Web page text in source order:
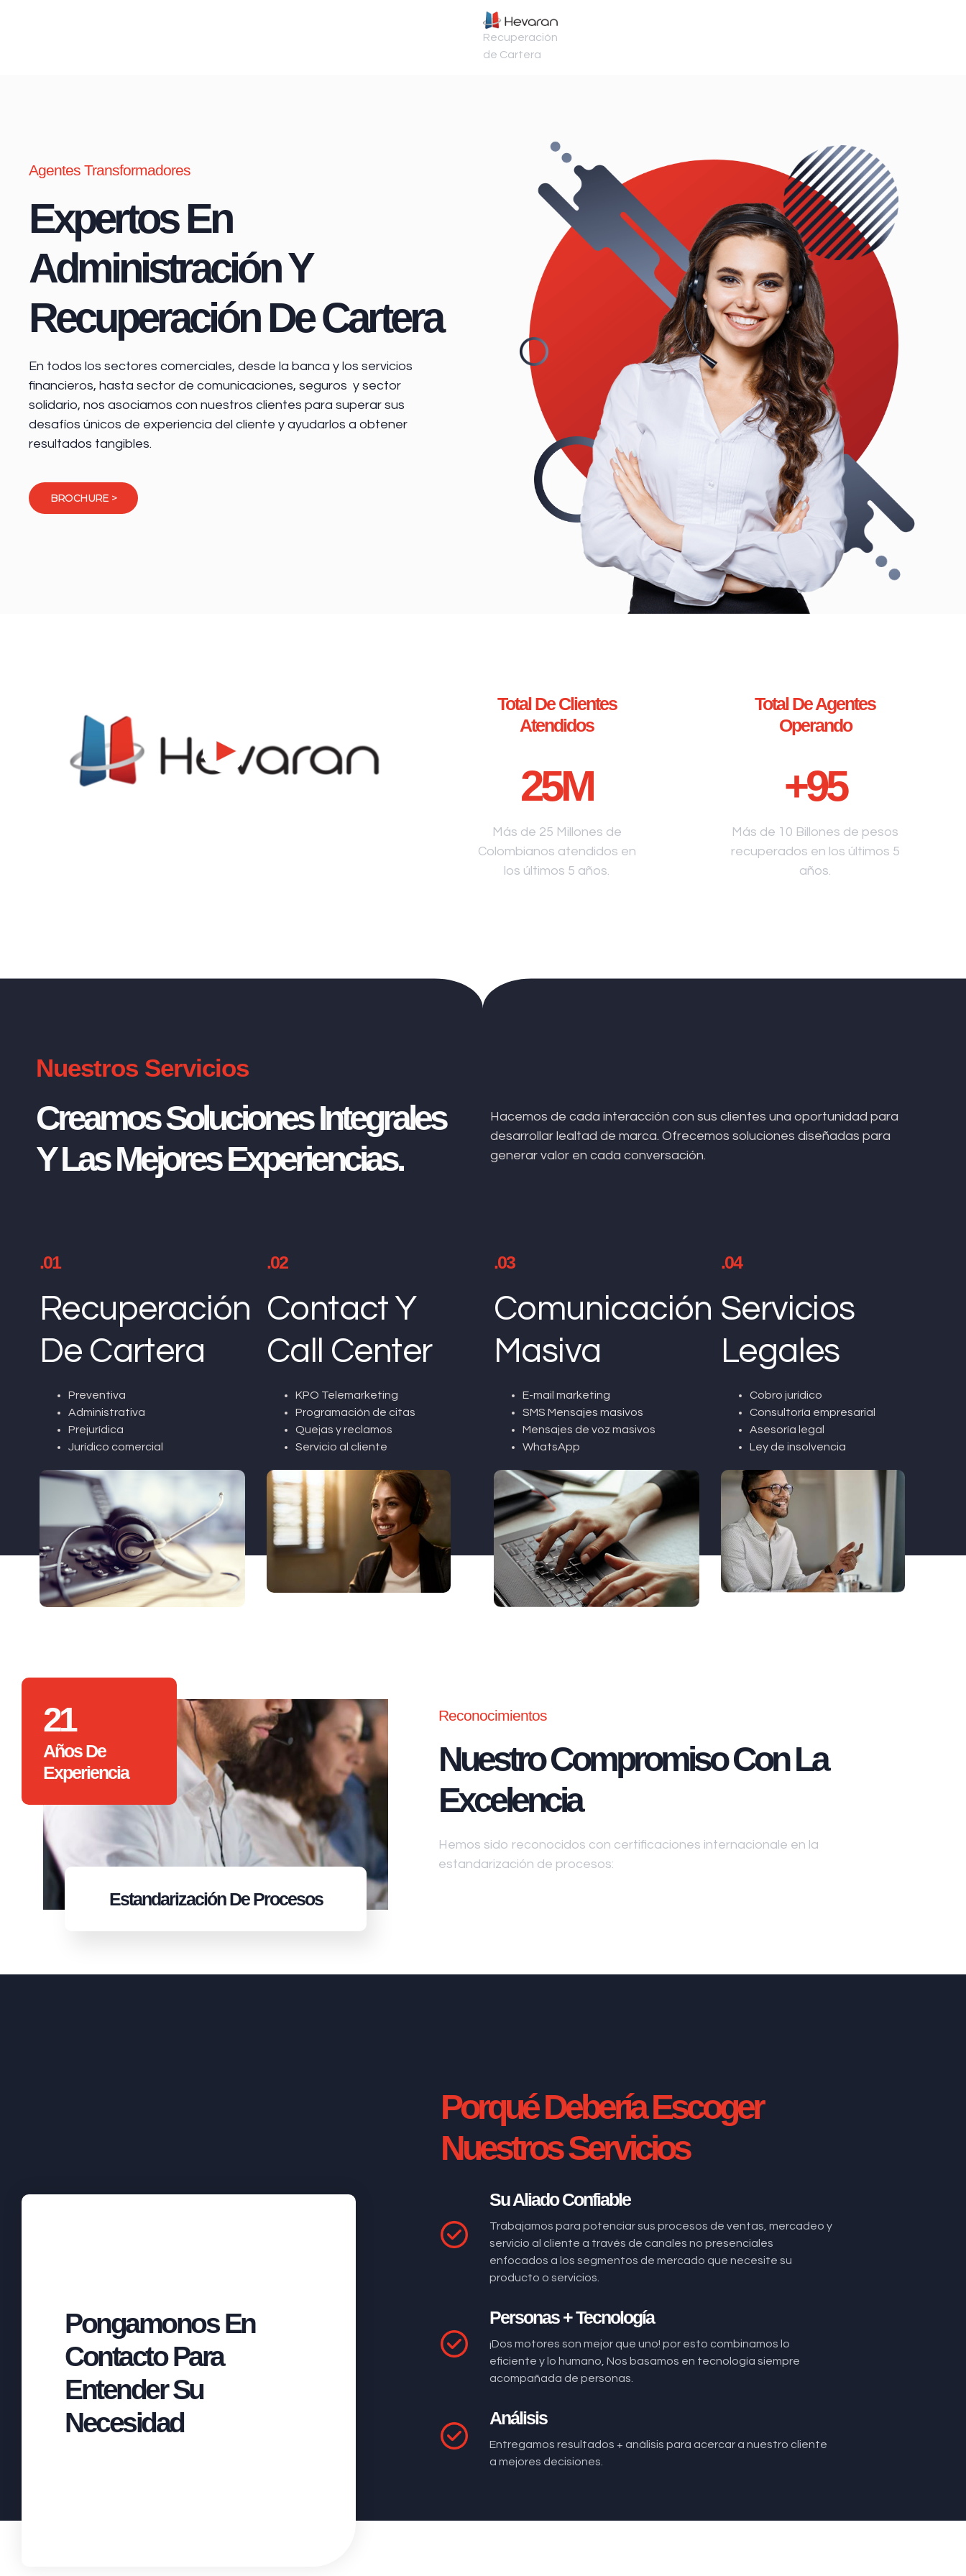
Recuperación
de Cartera
Agentes Transformadores
Expertos En
Administración Y
Recuperación De Cartera
En todos los sectores comerciales, desde la banca y los servicios
financieros, hasta sector de comunicaciones, seguros y sector
solidario, nos asociamos con nuestros clientes para superar sus
desafíos únicos de experiencia del cliente y ayudarlos a obtener
resultados tangibles.
BROCHURE >
Total De Clientes
Atendidos
25M
Más de 25 Millones de
Colombianos atendidos en
los últimos 5 años.
Total De Agentes
Operando
+95
Más de 10 Billones de pesos
recuperados en los últimos 5
años.
Nuestros Servicios
Creamos Soluciones Integrales
Y Las Mejores Experiencias.
Hacemos de cada interacción con sus clientes una oportunidad para
desarrollar lealtad de marca. Ofrecemos soluciones diseñadas para
generar valor en cada conversación.
.01
Recuperación
De Cartera
Preventiva
Administrativa
Prejurídica
Jurídico comercial
.02
Contact Y
Call Center
KPO Telemarketing
Programación de citas
Quejas y reclamos
Servicio al cliente
.03
Comunicación
Masiva
E-mail marketing
SMS Mensajes masivos
Mensajes de voz masivos
WhatsApp
.04
Servicios
Legales
Cobro jurídico
Consultoría empresarial
Asesoría legal
Ley de insolvencia
21
Años De
Experiencia
EstandarizaciónDe Procesos
Reconocimientos
Nuestro Compromiso Con La
Excelencia
Hemos sido reconocidos con certificaciones internacionale en la
estandarización de procesos:
Pongamonos En
Contacto Para
Entender Su
Necesidad
Porqué Debería Escoger
Nuestros Servicios
Su Aliado Confiable
Trabajamos para potenciar sus procesos de ventas, mercadeo y
servicio al cliente a través de canales no presenciales
enfocados a los segmentos de mercado que necesite su
producto o servicios.
Personas + Tecnología
¡Dos motores son mejor que uno! por esto combinamos lo
eficiente y lo humano, Nos basamos en tecnología siempre
acompañada de personas.
Análisis
Entregamos resultados + análisis para acercar a nuestro cliente
a mejores decisiones.